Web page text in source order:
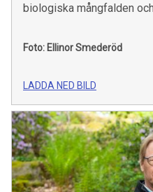
biologiska mångfalden
Foto: Ellinor Smederöd
LADDA NED BILD